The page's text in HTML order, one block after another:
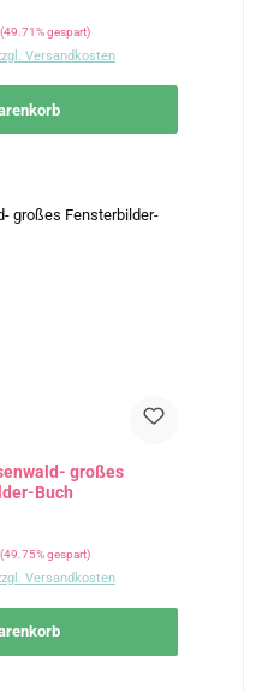
Preis:
(49.71% gespart)
Versandkosten
großes
Buch
Preis:
(49.75% gespart)
Versandkosten